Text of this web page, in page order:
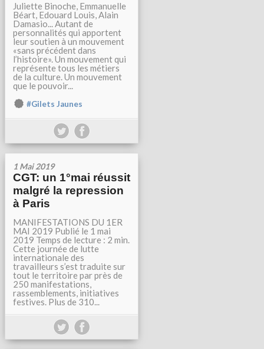
Juliette Binoche, Emmanuelle
Béart, Edouard Louis, Alain
Damasio... Autant de
personnalités qui apportent
leur soutien à un mouvement
«sans précédent dans
l’histoire». Un mouvement qui
représente tous les métiers
de la culture. Un mouvement
que le pouvoir...
#Gilets Jaunes
1 Mai 2019
CGT: un 1°mai réussit
malgré la repression
à Paris
MANIFESTATIONS DU 1ER
MAI 2019 Publié le 1 mai
2019 Temps de lecture : 2 min.
Cette journée de lutte
internationale des
travailleurs s’est traduite sur
tout le territoire par près de
250 manifestations,
rassemblements, initiatives
festives. Plus de 310...